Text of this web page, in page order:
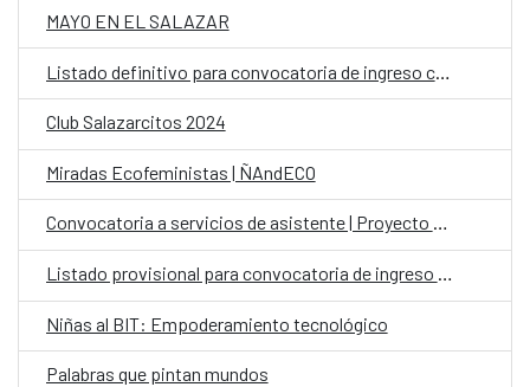
MAYO EN EL SALAZAR
Listado definitivo para convocatoria de ingreso como personal laboral fijo al CCE en Paraguay
Club Salazarcitos 2024
Miradas Ecofeministas | ÑAndECO
Convocatoria a servicios de asistente | Proyecto Arandu Ypy
Listado provisional para convocatoria de ingreso como personal laboral fijo el CCE en Paraguay
Niñas al BIT: Empoderamiento tecnológico
Palabras que pintan mundos